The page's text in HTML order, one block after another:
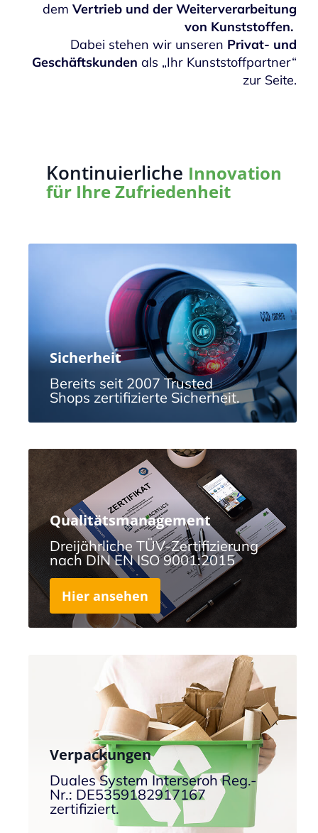
dem Vertrieb und der Weiterverarbeitung
von Kunststoffen.
Dabei stehen wir unseren Privat- und
Geschäftskunden als „Ihr Kunststoffpartner“
zur Seite.
Kontinuierliche Innovation
für Ihre Zufriedenheit
Sicherheit
Bereits seit 2007 Trusted
Shops zertifizierte Sicherheit.
Qualitätsmanagement
Dreijährliche TÜV-Zertifizierung
nach DIN EN ISO 9001:2015
Hier ansehen
Verpackungen
Duales System Interseroh Reg.-
Nr.: DE5359182917167
zertifiziert.